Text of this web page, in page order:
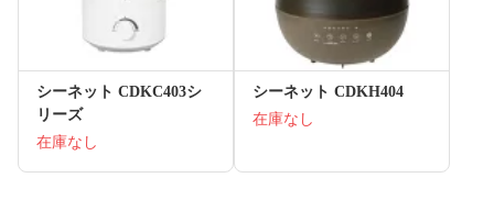
シーネット CDKC403シ
リーズ
在庫なし
シーネット CDKH404
在庫なし